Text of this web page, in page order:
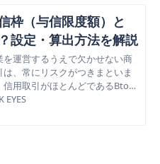
枠（与信限度額）と
設定・算出方法を解説
を運営するうえで欠かせない商
は、常にリスクがつきまといま
信用取引がほとんどであるBtoB
においては、与信管理が自社の
EYES